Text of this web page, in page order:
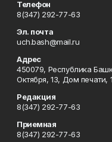
Телефон
8(347) 292-77-63
Эл. почта
uch.bash@mail.ru
Адрес
450079, Республика
Октября, 13, Дом печати,
Редакция
8(347) 292-77-63
Приемная
8(347) 292-77-63